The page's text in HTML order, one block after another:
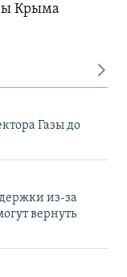
Крыма
Газы до
из-за
вернуть